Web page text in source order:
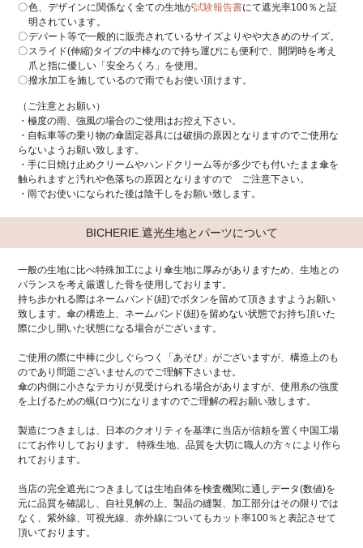
色、デザインに関係なく全ての生地が試験報告書にて遮光率100％と証
明されています。
デパート等で一般的に販売されているサイズよりやや大きめのサイズ。
スライド(伸縮)タイプの中棒なので持ち運びにも便利で、開閉時を考え
爪と指に優しい「安全ろくろ」を使用。
撥水加工を施しているので雨でもお使い頂けます。
（ご注意とお願い）
・極度の雨、強風の場合のご使用はお控え下さい。
・自転車等の乗り物の傘固定器具には破損の原因となりますのでご使用な
らないようお願い致します。
・手に日焼け止めクリームやハンドクリーム等が多少でも付いたまま傘を
触られますと汚れや色落ちの原因となりますので ご注意下さい。
・雨でお使いになられた後は陰干しをお願い致します。
BICHERIE.遮光生地とパーツについて
一般の生地に比べ特殊加工により傘生地に厚みがありますため、生地との
バランスを考え厳選した骨を使用しております。
持ち歩かれる際はネームバンド(紐)でボタンを留めて頂きますようお願い
致します。傘の構造上、ネームバンド(紐)を留めない状態でお持ち頂いた
際に少し開いた状態になる場合がございます。
ご使用の際に中棒に少しぐらつく「あそび」がございますが、構造上のも
のであり問題ございませんのでご理解下さいませ。
傘の内側に小さなテカりが見受けられる場合がありますが、使用糸の強度
を上げるための蝋(ロウ)になりますのでご理解の程お願い致します。
製造につきましは、日本のクオリティを基準に当店が信頼を置く中国工場
にてお作りしております。 特殊生地、品質を大切に職人の方々により作ら
れております。
当店の完全遮光につきましては生地自体を検査機関に通しデータ(数値)を
元に品質を確認し、自社見解の上、製品の縫製、加工部分はその限りでは
なく、紫外線、可視光線、赤外線についてもカット率100％と表記させて
頂いております。